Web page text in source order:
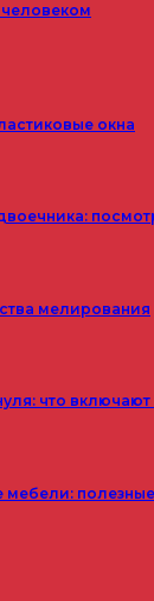
окна
мелирования
что включают
мебели: